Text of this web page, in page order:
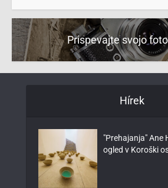
Prispevajte svojo
Hírek
"Prehajanja" Ane
ogled v Koroški